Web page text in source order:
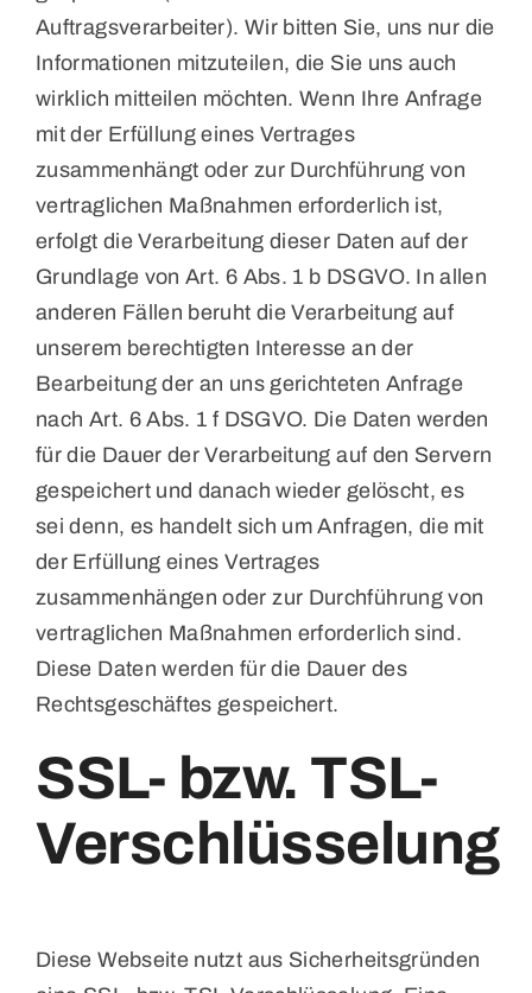
Auftragsverarbeiter). Wir bitten Sie, uns nur die
Informationen mitzuteilen, die Sie uns auch
wirklich mitteilen möchten. Wenn Ihre Anfrage
mit der Erfüllung eines Vertrages
zusammenhängt oder zur Durchführung von
vertraglichen Maßnahmen erforderlich ist,
erfolgt die Verarbeitung dieser Daten auf der
Grundlage von Art. 6 Abs. 1 b DSGVO. In allen
anderen Fällen beruht die Verarbeitung auf
unserem berechtigten Interesse an der
Bearbeitung der an uns gerichteten Anfrage
nach Art. 6 Abs. 1 f DSGVO. Die Daten werden
für die Dauer der Verarbeitung auf den Servern
gespeichert und danach wieder gelöscht, es
sei denn, es handelt sich um Anfragen, die mit
der Erfüllung eines Vertrages
zusammenhängen oder zur Durchführung von
vertraglichen Maßnahmen erforderlich sind.
Diese Daten werden für die Dauer des
Rechtsgeschäftes gespeichert.
SSL- bzw. TSL-
Verschlüsselung
Diese Webseite nutzt aus Sicherheitsgründen